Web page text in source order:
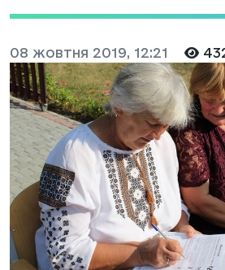
08 жовтня 2019, 12:21